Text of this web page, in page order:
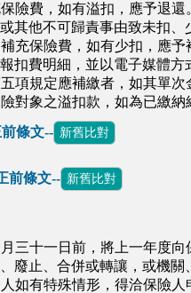
險費，如有溢扣，應予退
其他不可歸責事由致未扣
充保險費，如有少扣，應
扣費明細，並以電子媒體
項規定應補繳者，如其單次
對象之溢扣款，如為已繳
條文-- 新舊比對
條文-- 新舊比對
三十一日前，將上一年度
廢止、合併或轉讓，或機
如有特殊情形，得洽保險人